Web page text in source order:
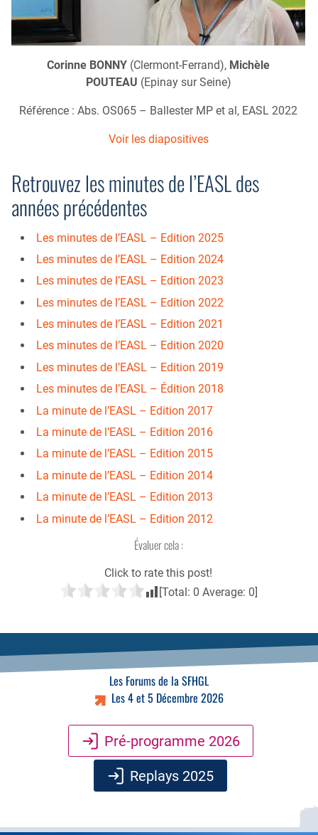
Corinne BONNY (Clermont-Ferrand), Michèle
POUTEAU (Epinay sur Seine)
Référence : Abs. OS065 – Ballester MP et al, EASL 2022
Voir les diapositives
Retrouvez les minutes de l’EASL des
années précédentes
Les minutes de l’EASL – Edition 2025
Les minutes de l’EASL – Edition 2024
Les minutes de l’EASL – Edition 2023
Les minutes de l’EASL – Edition 2022
Les minutes de l’EASL – Edition 2021
Les minutes de l’EASL – Edition 2020
Les minutes de l’EASL – Edition 2019
Les minutes de l’EASL – Édition 2018
La minute de l’EASL – Edition 2017
La minute de l’EASL – Edition 2016
La minute de l’EASL – Edition 2015
La minute de l’EASL – Edition 2014
La minute de l’EASL – Edition 2013
La minute de l’EASL – Edition 2012
Évaluer cela :
Click to rate this post!
[Total: 0 Average: 0]
Les Forums de la SFHGL
Les 4 et 5 Décembre 2026
Pré-programme 2026
Replays 2025